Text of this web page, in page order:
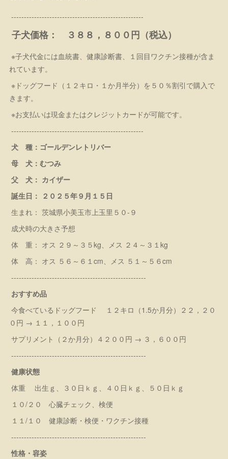
----------------------------------------------------
子犬価格： ３８８，８００円（税込）
※子犬代金には血統書、健康診断書、１回目ワクチン接種が含ま
れています。
※ドッグフード（１２キロ・１か月半分）を５０％割引で購入で
きます。
※お支払いは現金またはクレジットカードが可能です。
----------------------------------------------------
犬 種：ゴールデンレトリバー
母 犬：むつみ
父 犬： カイザー
誕生日： ２０２５年９月１５日
生まれ： 茨城県小美玉市上玉里５０-９
成犬時の大きさ予想
体 重： オス ２９～３５kg、メス ２４～３１kg
体 高： オス ５６～６１cm、メス ５１～５６cm
-----------------------------------------------------
おすすめ品
今食べているドッグフード １２キロ（1.5か月分）２２，２０
０円 → １１，１００円
サプリメント（２か月分）４２００円 → ３，６００円
-----------------------------------------------------
健康状態
体重 出生ｇ、３０日ｋｇ、４０日ｋｇ、５０日ｋｇ
１０/２０ 心臓チェック、検便
１１/１０ 健康診断・検便・ワクチン接種
-----------------------------------------------------
性格・容姿